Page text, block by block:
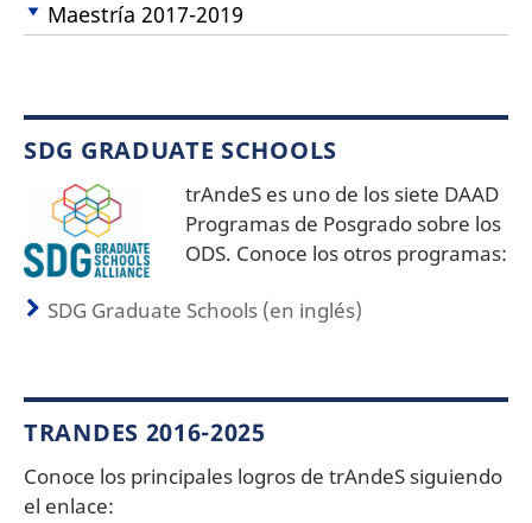
Maestría 2017-2019
SDG GRADUATE SCHOOLS
trAndeS es uno de los siete DAAD
Programas de Posgrado sobre los
ODS. Conoce los otros programas:
SDG Graduate Schools (en inglés)
TRANDES 2016-2025
Conoce los principales logros de trAndeS siguiendo
el enlace: